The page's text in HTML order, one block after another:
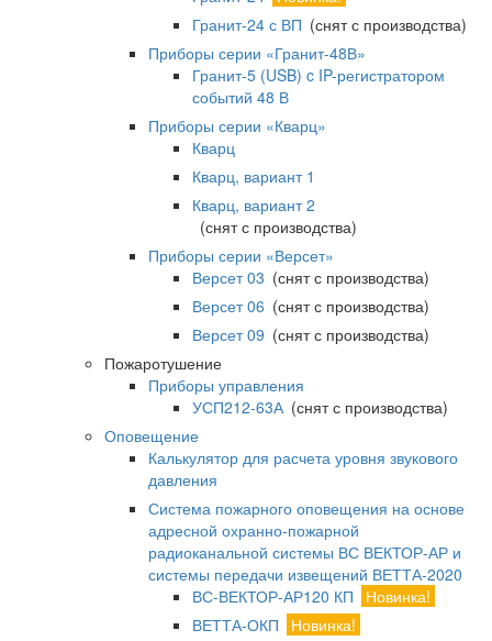
Гранит-24 с ВП (снят с производства)
Приборы серии «Гранит-48В»
Гранит-5 (USB) c IP-регистратором
событий 48 В
Приборы серии «Кварц»
Кварц
Кварц, вариант 1
Кварц, вариант 2
(снят с производства)
Приборы серии «Версет»
Версет 03 (снят с производства)
Версет 06 (снят с производства)
Версет 09 (снят с производства)
Пожаротушение
Приборы управления
УСП212-63А(снят с производства)
Оповещение
Калькулятор для расчета уровня звукового
давления
Система пожарного оповещения на основе
адресной охранно-пожарной
радиоканальной системы ВС ВЕКТОР-АР и
системы передачи извещений ВЕТТА-2020
ВС-ВЕКТОР-АР120 КП
Новинка!
ВЕТТА-ОКП
Новинка!